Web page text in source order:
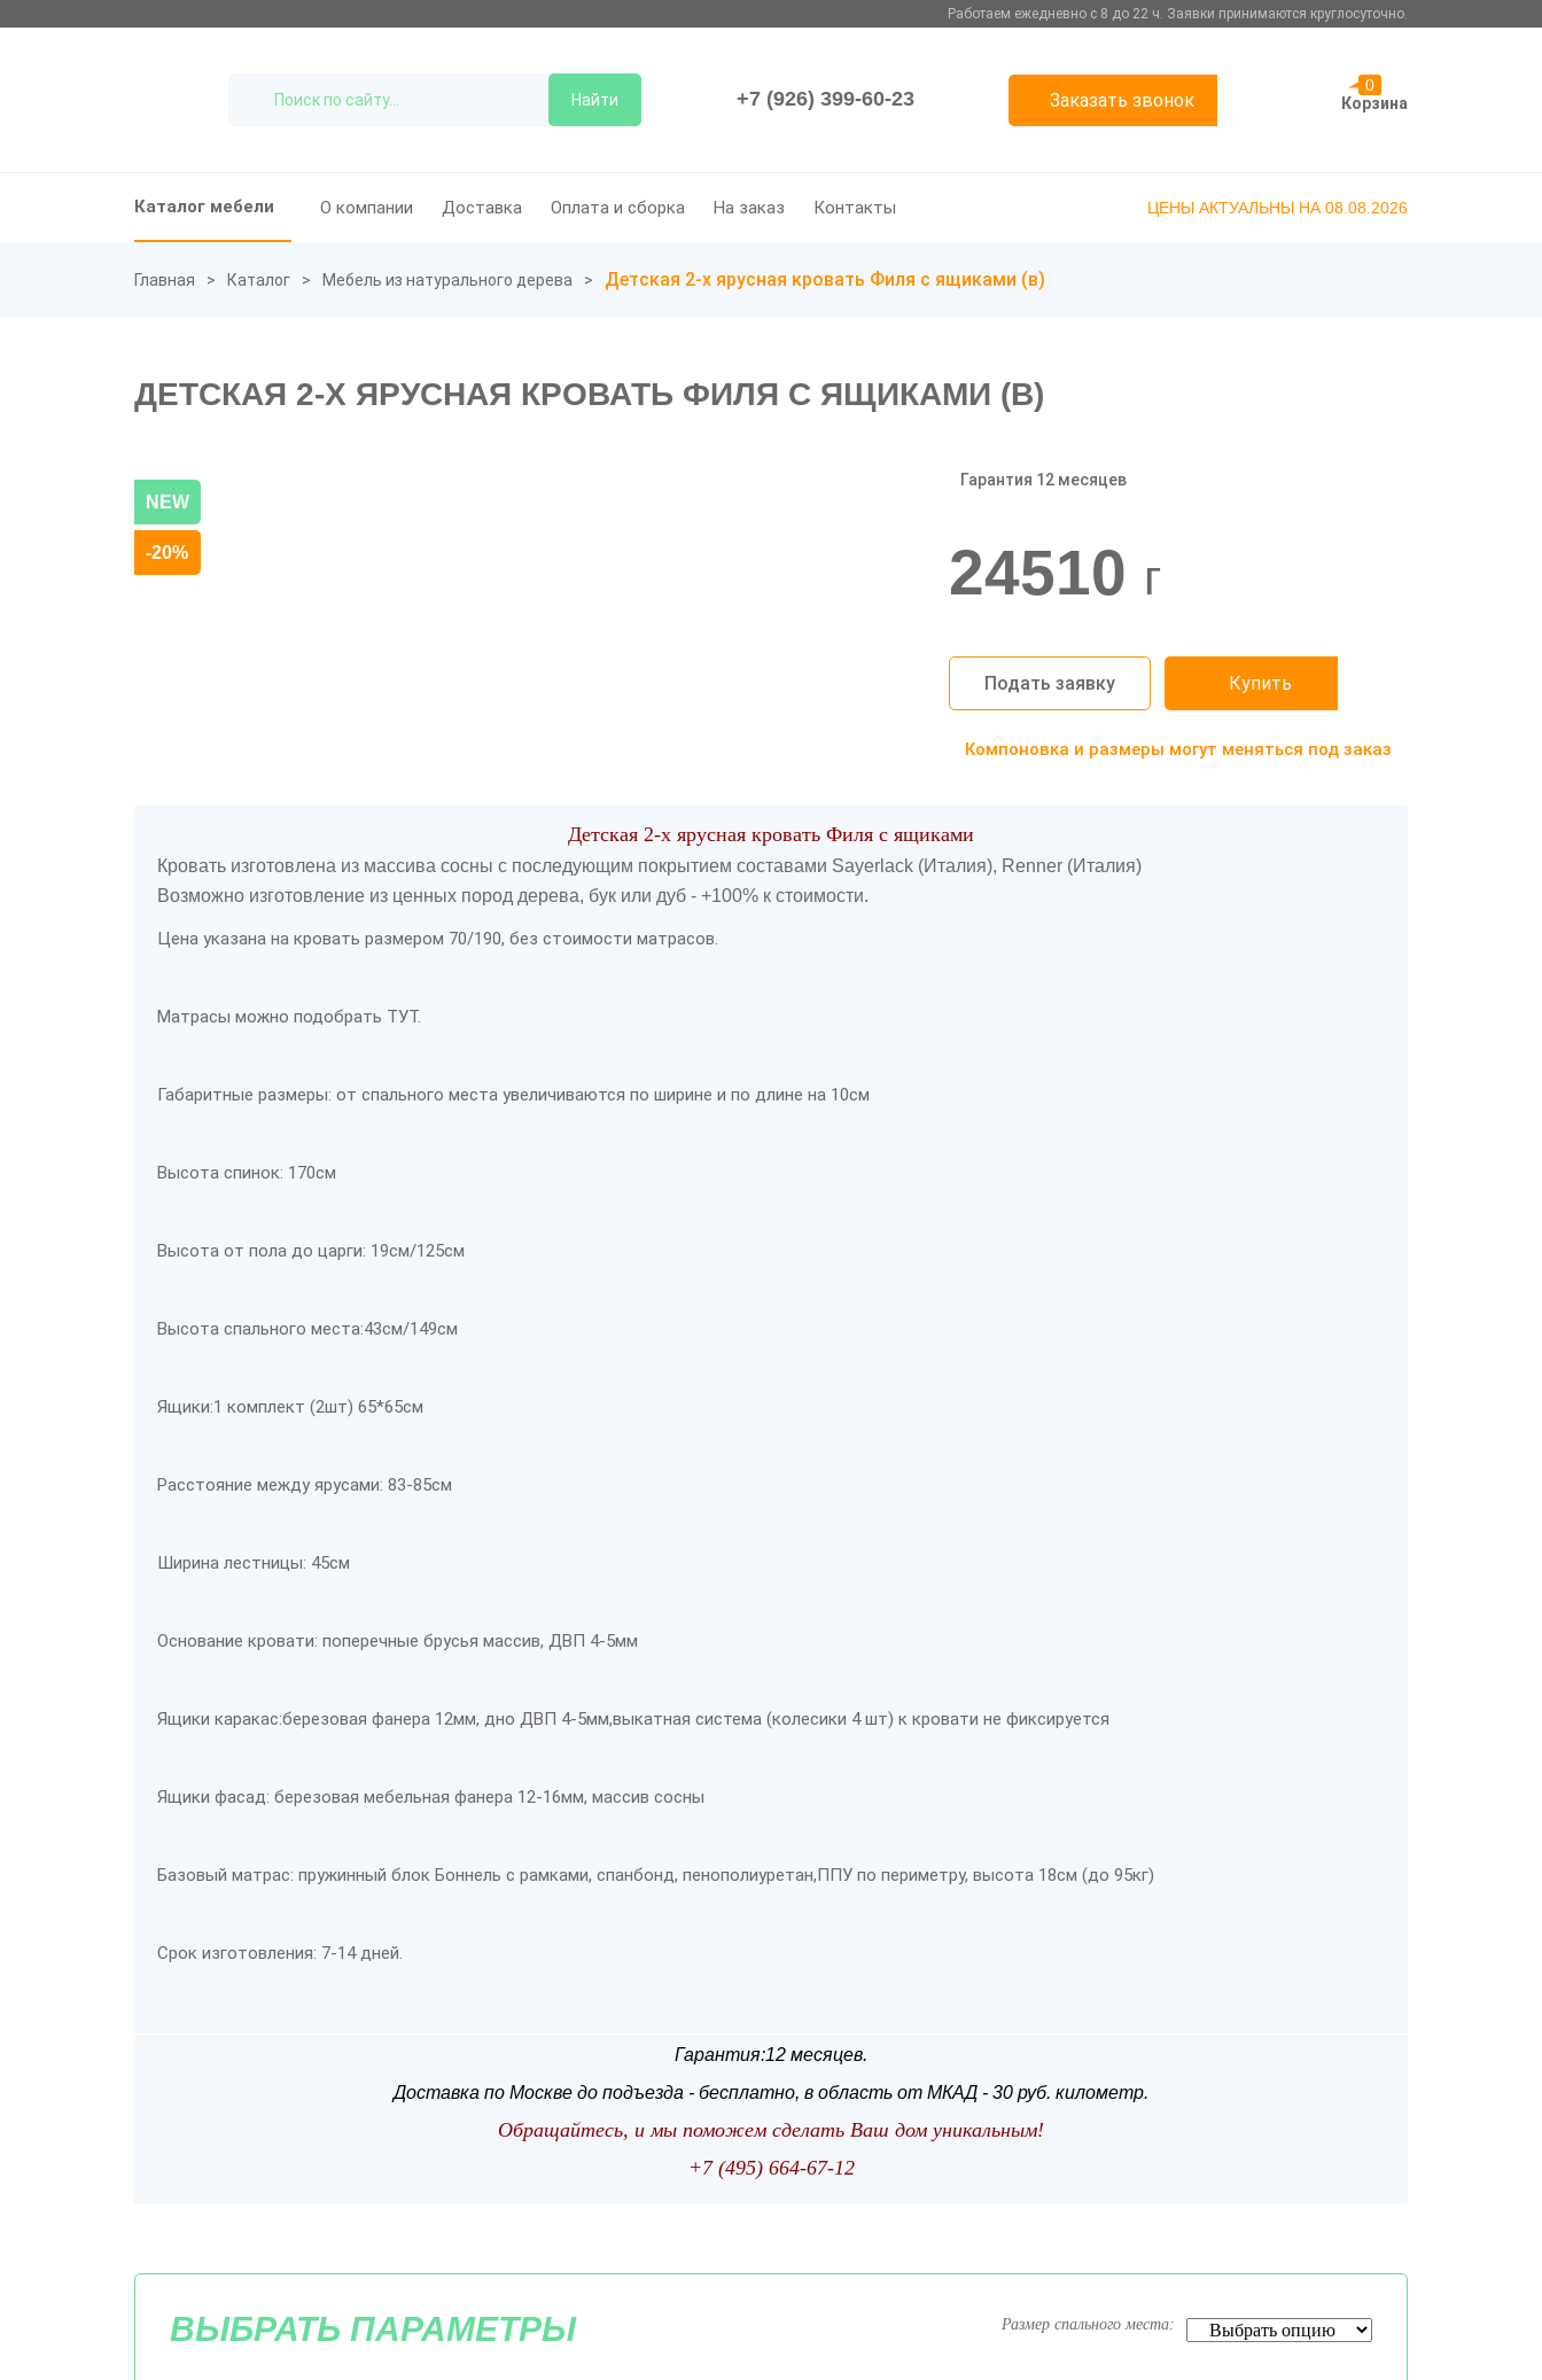
Работаем ежедневно с 8 до 22 ч. Заявки принимаются круглосуточно.
Найти +7 (926) 399-60-23 Заказать звонок
0
Корзина
Каталог мебели О компании Доставка Оплата и сборка На заказ Контакты ЦЕНЫ АКТУАЛЬНЫ НА 08.08.2026
Главная Каталог Мебель из натурального дерева Детская 2-х ярусная кровать Филя с ящиками (в)
ДЕТСКАЯ 2-Х ЯРУСНАЯ КРОВАТЬ ФИЛЯ С ЯЩИКАМИ (В)
NEW
-20%
Гарантия 12 месяцев
24510 г
Подать заявку Купить
Компоновка и размеры могут меняться под заказ
Детская 2-х ярусная кровать Филя с ящиками
Кровать изготовлена из массива сосны с последующим покрытием составами Sayerlack (Италия), Renner (Италия)
Возможно изготовление из ценных пород дерева, бук или дуб - +100% к стоимости.
Цена указана на кровать размером 70/190, без стоимости матрасов.
Матрасы можно подобрать ТУТ.
Габаритные размеры: от спального места увеличиваются по ширине и по длине на 10см
Высота спинок: 170см
Высота от пола до царги: 19см/125см
Высота спального места:43см/149см
Ящики:1 комплект (2шт) 65*65см
Расстояние между ярусами: 83-85см
Ширина лестницы: 45см
Основание кровати: поперечные брусья массив, ДВП 4-5мм
Ящики каракас:березовая фанера 12мм, дно ДВП 4-5мм,выкатная система (колесики 4 шт) к кровати не фиксируется
Ящики фасад: березовая мебельная фанера 12-16мм, массив сосны
Базовый матрас: пружинный блок Боннель с рамками, спанбонд, пенополиуретан,ППУ по периметру, высота 18см (до 95кг)
Срок изготовления: 7-14 дней.
Гарантия:12 месяцев.
Доставка по Москве до подъезда - бесплатно, в область от МКАД - 30 руб. километр.
Обращайтесь, и мы поможем сделать Ваш дом уникальным!
+7 (495) 664-67-12
ВЫБРАТЬ ПАРАМЕТРЫ Размер спального места: